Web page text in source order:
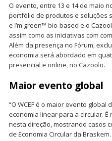
O evento, entre 13 e 14 de maio
portfólio de produtos e soluções
e I’m green™ bio-based e o
assim como as iniciativas com
Além da presença no Fórum,
economia será abordado em
presencial e online, no Cazoolo.
Maior evento global
“O WCEF é o maior evento
economia linear para a circular.
nesta direção, mostrando casos
de Economia Circular da Braskem.